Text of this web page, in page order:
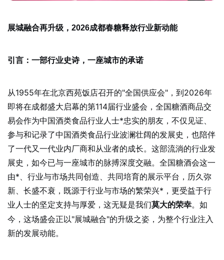
展城融合再升级，2026成都春糖释放行业新动能
引言：一部行业史诗，一座城市的承诺
从1955年在北京西苑饭店召开的"全国供应会"，到2026年
即将在成都盛大启幕的第114届行业盛会，全国糖酒商品交
易会作为中国酒类食品行业人士*忠实的朋友，不仅见证、
参与和记录了中国酒类食品行业波澜壮阔的发展史，也陪伴
了一代又一代业内厂商和从业者的成长。这部流淌的行业发
展史，如今已与一座城市的脉搏深度交融。全国糖酒会这一
由*、行业与市场共同创造、共同培育的展示平台，历久弥
新、长盛不衰，既源于行业与市场的繁荣兴*，更受益于行
业人士的坚定支持与厚爱，这无疑是我们莫大的荣幸。如
今，这场盛会正以"展城融合"的升级之姿，为整个行业注入
新的发展动能。